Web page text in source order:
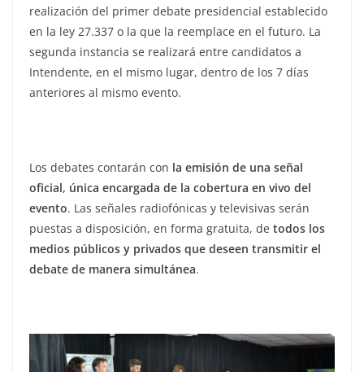
realización del primer debate presidencial establecido
en la ley 27.337 o la que la reemplace en el futuro. La
segunda instancia se realizará entre candidatos a
Intendente, en el mismo lugar, dentro de los 7 días
anteriores al mismo evento.
Los debates contarán con la emisión de una señal
oficial, única encargada de la cobertura en vivo del
evento. Las señales radiofónicas y televisivas serán
puestas a disposición, en forma gratuita, de todos los
medios públicos y privados que deseen transmitir el
debate de manera simultánea.